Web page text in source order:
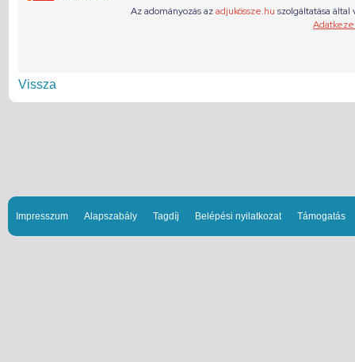
Vissza
Impresszum Alapszabály Tagdíj Belépési nyilatkozat Támogatás